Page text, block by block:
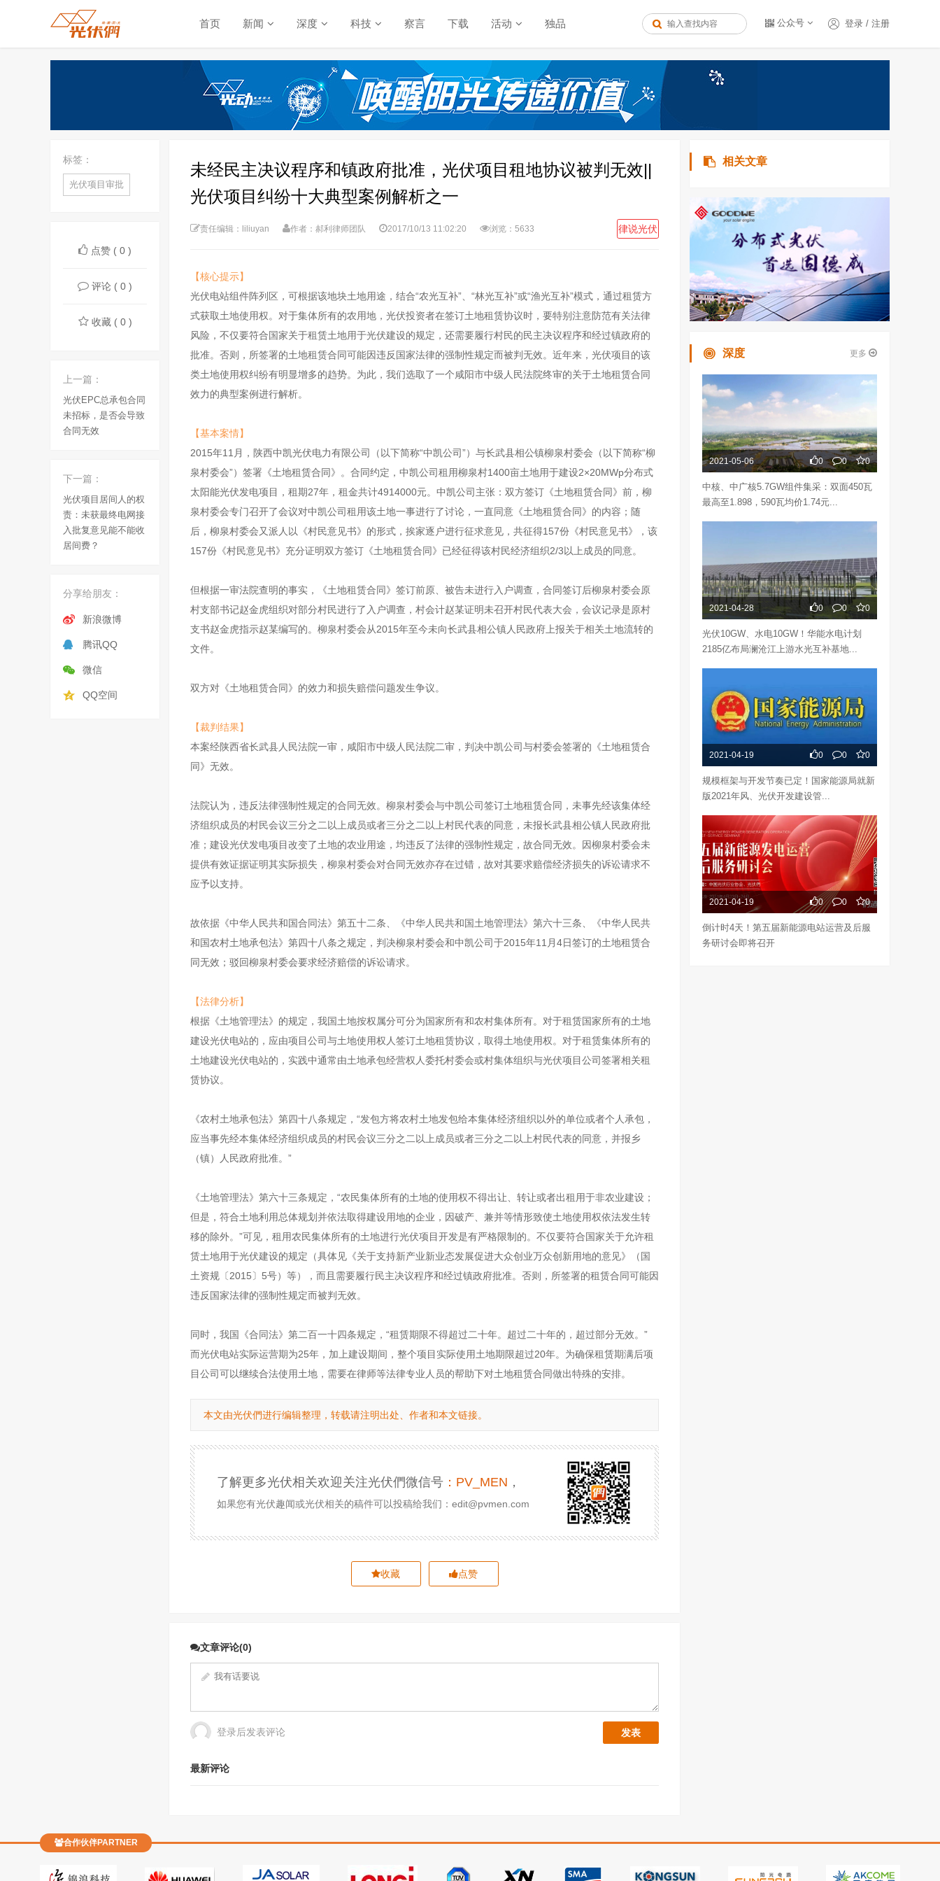
首页 新闻 深度 科技 察言 下载 活动 独品 登录 / 注册
公众号
标签：
光伏项目审批
点赞 ( 0 )
评论 ( 0 )
收藏 ( 0 )
上一篇：
光伏EPC总承包合同
未招标，是否会导致
合同无效
下一篇：
光伏项目居间人的权
责：未获最终电网接
入批复意见能不能收
居间费？
分享给朋友：
新浪微博
腾讯QQ
微信
QQ空间
未经民主决议程序和镇政府批准，光伏项目租地协议被判无效||
光伏项目纠纷十大典型案例解析之一
责任编辑：liliuyan 作者：郝利律师团队 2017/10/13 11:02:20 浏览：5633 律说光伏
【核心提示】
光伏电站组件阵列区，可根据该地块土地用途，结合“农光互补”、“林光互补”或“渔光互补”模式，通过租赁方
式获取土地使用权。对于集体所有的农用地，光伏投资者在签订土地租赁协议时，要特别注意防范有关法律
风险，不仅要符合国家关于租赁土地用于光伏建设的规定，还需要履行村民的民主决议程序和经过镇政府的
批准。否则，所签署的土地租赁合同可能因违反国家法律的强制性规定而被判无效。近年来，光伏项目的该
类土地使用权纠纷有明显增多的趋势。为此，我们选取了一个咸阳市中级人民法院终审的关于土地租赁合同
效力的典型案例进行解析。
【基本案情】
2015年11月，陕西中凯光伏电力有限公司（以下简称“中凯公司”）与长武县相公镇柳泉村委会（以下简称“柳
泉村委会”）签署《土地租赁合同》。合同约定，中凯公司租用柳泉村1400亩土地用于建设2×20MWp分布式
太阳能光伏发电项目，租期27年，租金共计4914000元。中凯公司主张：双方签订《土地租赁合同》前，柳
泉村委会专门召开了会议对中凯公司租用该土地一事进行了讨论，一直同意《土地租赁合同》的内容；随
后，柳泉村委会又派人以《村民意见书》的形式，挨家逐户进行征求意见，共征得157份《村民意见书》，该
157份《村民意见书》充分证明双方签订《土地租赁合同》已经征得该村民经济组织2/3以上成员的同意。
但根据一审法院查明的事实，《土地租赁合同》签订前原、被告未进行入户调查，合同签订后柳泉村委会原
村支部书记赵金虎组织对部分村民进行了入户调查，村会计赵某证明未召开村民代表大会，会议记录是原村
支书赵金虎指示赵某编写的。柳泉村委会从2015年至今未向长武县相公镇人民政府上报关于相关土地流转的
文件。
双方对《土地租赁合同》的效力和损失赔偿问题发生争议。
【裁判结果】
本案经陕西省长武县人民法院一审，咸阳市中级人民法院二审，判决中凯公司与村委会签署的《土地租赁合
同》无效。
法院认为，违反法律强制性规定的合同无效。柳泉村委会与中凯公司签订土地租赁合同，未事先经该集体经
济组织成员的村民会议三分之二以上成员或者三分之二以上村民代表的同意，未报长武县相公镇人民政府批
准；建设光伏发电项目改变了土地的农业用途，均违反了法律的强制性规定，故合同无效。因柳泉村委会未
提供有效证据证明其实际损失，柳泉村委会对合同无效亦存在过错，故对其要求赔偿经济损失的诉讼请求不
应予以支持。
故依据《中华人民共和国合同法》第五十二条、《中华人民共和国土地管理法》第六十三条、《中华人民共
和国农村土地承包法》第四十八条之规定，判决柳泉村委会和中凯公司于2015年11月4日签订的土地租赁合
同无效；驳回柳泉村委会要求经济赔偿的诉讼请求。
【法律分析】
根据《土地管理法》的规定，我国土地按权属分可分为国家所有和农村集体所有。对于租赁国家所有的土地
建设光伏电站的，应由项目公司与土地使用权人签订土地租赁协议，取得土地使用权。对于租赁集体所有的
土地建设光伏电站的，实践中通常由土地承包经营权人委托村委会或村集体组织与光伏项目公司签署相关租
赁协议。
《农村土地承包法》第四十八条规定，“发包方将农村土地发包给本集体经济组织以外的单位或者个人承包，
应当事先经本集体经济组织成员的村民会议三分之二以上成员或者三分之二以上村民代表的同意，并报乡
（镇）人民政府批准。”
《土地管理法》第六十三条规定，“农民集体所有的土地的使用权不得出让、转让或者出租用于非农业建设；
但是，符合土地利用总体规划并依法取得建设用地的企业，因破产、兼并等情形致使土地使用权依法发生转
移的除外。”可见，租用农民集体所有的土地进行光伏项目开发是有严格限制的。不仅要符合国家关于允许租
赁土地用于光伏建设的规定（具体见《关于支持新产业新业态发展促进大众创业万众创新用地的意见》（国
土资规〔2015〕5号）等），而且需要履行民主决议程序和经过镇政府批准。否则，所签署的租赁合同可能因
违反国家法律的强制性规定而被判无效。
同时，我国《合同法》第二百一十四条规定，“租赁期限不得超过二十年。超过二十年的，超过部分无效。”
而光伏电站实际运营期为25年，加上建设期间，整个项目实际使用土地期限超过20年。为确保租赁期满后项
目公司可以继续合法使用土地，需要在律师等法律专业人员的帮助下对土地租赁合同做出特殊的安排。
本文由光伏們进行编辑整理，转载请注明出处、作者和本文链接。
了解更多光伏相关欢迎关注光伏們微信号 ：PV_MEN ，
如果您有光伏趣闻或光伏相关的稿件可以投稿给我们：edit@pvmen.com
收藏 点赞
文章评论(0)
登录后发表评论
最新评论
相关文章
深度 更多
2021-05-06 0 0 0
中核、中广核5.7GW组件集采：双面450瓦
最高至1.898，590瓦均价1.74元...
2021-04-28 0 0 0
光伏10GW、水电10GW！华能水电计划
2185亿布局澜沧江上游水光互补基地...
2021-04-19 0 0 0
规模框架与开发节奏已定！国家能源局就新
版2021年风、光伏开发建设管...
2021-04-19 0 0 0
倒计时4天！第五届新能源电站运营及后服
务研讨会即将召开
合作伙伴PARTNER